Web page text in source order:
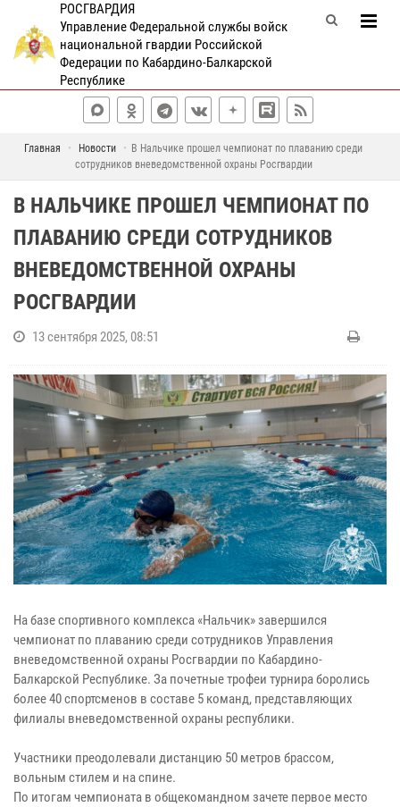
РОСГВАРДИЯ
Управление Федеральной службы войск
национальной гвардии Российской
Федерации по Кабардино-Балкарской
Республике
Главная Новости
В Нальчике прошел чемпионат по плаванию среди
сотрудников вневедомственной охраны Росгвардии
В НАЛЬЧИКЕ ПРОШЕЛ ЧЕМПИОНАТ ПО
ПЛАВАНИЮ СРЕДИ СОТРУДНИКОВ
ВНЕВЕДОМСТВЕННОЙ ОХРАНЫ
РОСГВАРДИИ
13 сентября 2025, 08:51
На базе спортивного комплекса «Нальчик» завершился
чемпионат по плаванию среди сотрудников Управления
вневедомственной охраны Росгвардии по Кабардино-
Балкарской Республике. За почетные трофеи турнира боролись
более 40 спортсменов в составе 5 команд, представляющих
филиалы вневедомственной охраны республики.
Участники преодолевали дистанцию 50 метров брассом,
вольным стилем и на спине.
По итогам чемпионата в общекомандном зачете первое место